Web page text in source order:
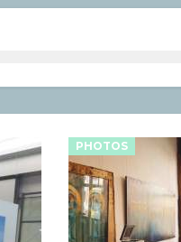
PHOTOS